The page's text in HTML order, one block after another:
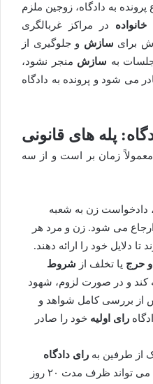
به دادگاه، زوجین ملزم
در مراکز غربالگری
برای سازش و جلوگیری از
به سازش منجر نشود،
می شود و پرونده به دادگاه
پله های قانونی
معمولاً زمان بر است و از سه
دادخواست زن به شعبه
ارجاع می شود. زن و مرد هر
دلایل خود را ارائه دهند.
و حرج یا تخلف از شروط
کند و در صورت لزوم، شهود
از بررسی کامل شواهد و
رای اولیه خود را صادر
از طرفین به رای دادگاه
اعتراض داشته باشد، می تواند ظرف مدت ۲۰ روز